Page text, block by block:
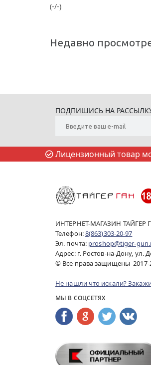
(-/-)
Недавно
ПОДПИШИСЬ НА
Лицензионный товар
ИНТЕРНЕТ-МАГАЗИН ТАЙГЕР
Телефон:8(863)303-20-97
Эл. почта: proshop@tiger-
Адрес: г. Ростов-на-Дону, ул.
© Все права защищены 2017-
Не нашли что искали?
МЫ В СОЦСЕТЯХ